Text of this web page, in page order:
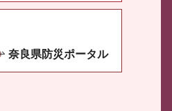
奈良県防災ポータル